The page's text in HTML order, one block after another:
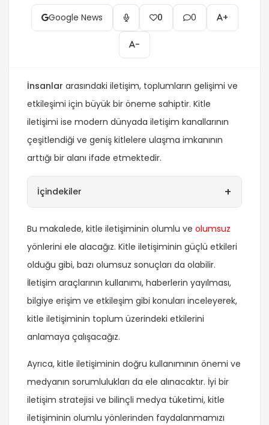
Google News 0 0 +
-
İnsanlar arasındaki iletişim, toplumların gelişimi ve
etkileşimi için büyük bir öneme sahiptir. Kitle
iletişimi ise modern dünyada iletişim kanallarının
çeşitlendiği ve geniş kitlelere ulaşma imkanının
arttığı bir alanı ifade etmektedir.
İçindekiler +
Bu makalede, kitle iletişiminin olumlu ve olumsuz
yönlerini ele alacağız. Kitle iletişiminin güçlü etkileri
olduğu gibi, bazı olumsuz sonuçları da olabilir.
İletişim araçlarının kullanımı, haberlerin yayılması,
bilgiye erişim ve etkileşim gibi konuları inceleyerek,
kitle iletişiminin toplum üzerindeki etkilerini
anlamaya çalışacağız.
Ayrıca, kitle iletişiminin doğru kullanımının önemi ve
medyanın sorumlulukları da ele alınacaktır. İyi bir
iletişim stratejisi ve bilinçli medya tüketimi, kitle
iletişiminin olumlu yönlerinden faydalanmamızı